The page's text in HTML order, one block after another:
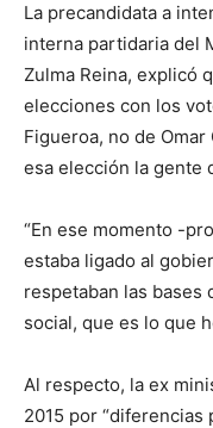
La precandidata a
interna partidaria del
Zulma Reina, explicó
elecciones con los
Figueroa, no de
esa elección la gente
“En ese momento -
estaba ligado al
respetaban las
social, que es lo que
Al respecto, la ex
2015 por “diferencias